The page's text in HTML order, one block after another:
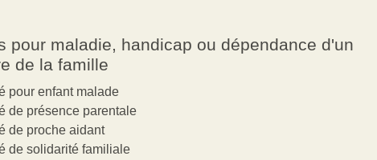
pour maladie, handicap ou dépendance d'un
de la famille
pour enfant malade
de présence parentale
de proche aidant
de solidarité familiale